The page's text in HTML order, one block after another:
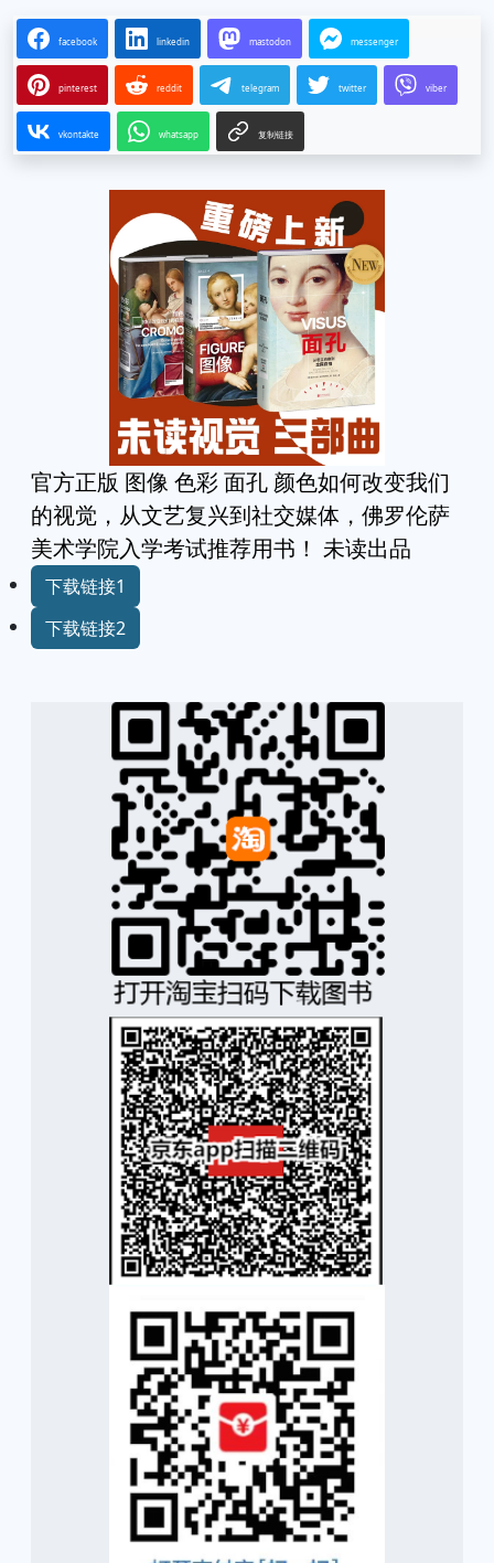
facebook linkedin mastodon messenger
pinterest reddit telegram twitter viber
vkontakte whatsapp 复制链接
官方正版 图像 色彩 面孔 颜色如何改变我们
的视觉，从文艺复兴到社交媒体，佛罗伦萨
美术学院入学考试推荐用书！ 未读出品
下载链接1
下载链接2